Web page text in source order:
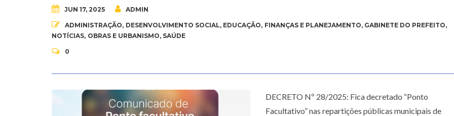
JUN 17, 2025 ADMIN
ADMINISTRAÇÃO, DESENVOLVIMENTO SOCIAL, EDUCAÇÃO, FINANÇAS E PLANEJAMENTO, GABINETE DO PREFEITO,
NOTÍCIAS, OBRAS E URBANISMO, SAÚDE
0
DECRETO Nº 28/2025: Fica decretado “Ponto
Facultativo” nas repartições públicas municipais de